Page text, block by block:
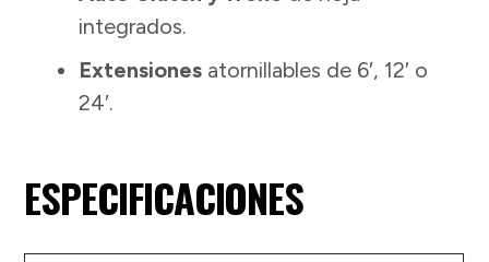
integrados.
Extensiones atornillables de 6′, 12′ o
24′.
ESPECIFICACIONES